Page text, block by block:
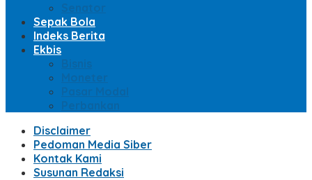
Senator
Sepak Bola
Indeks Berita
Ekbis
Bisnis
Moneter
Pasar Modal
Perbankan
Disclaimer
Pedoman Media Siber
Kontak Kami
Susunan Redaksi